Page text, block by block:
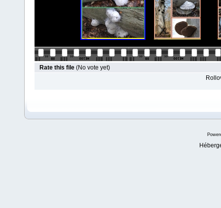
Rate this file (No vote yet)